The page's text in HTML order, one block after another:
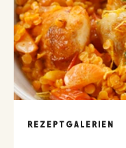
REZEPTGALERIEN